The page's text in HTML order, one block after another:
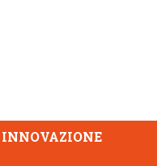
INNOVAZIONE